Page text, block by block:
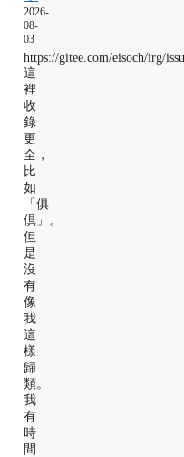
2026-
08-
03
https://gitee.com/eisoch/irg/
這
裡
收
錄
更
全，
比
如
「俱
倶」。
但
是
沒
有
像
我
這
樣
歸
類。
我
有
時
間